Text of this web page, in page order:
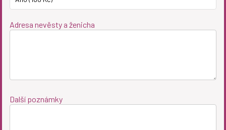
Adresa nevěsty a ženicha
Další poznámky